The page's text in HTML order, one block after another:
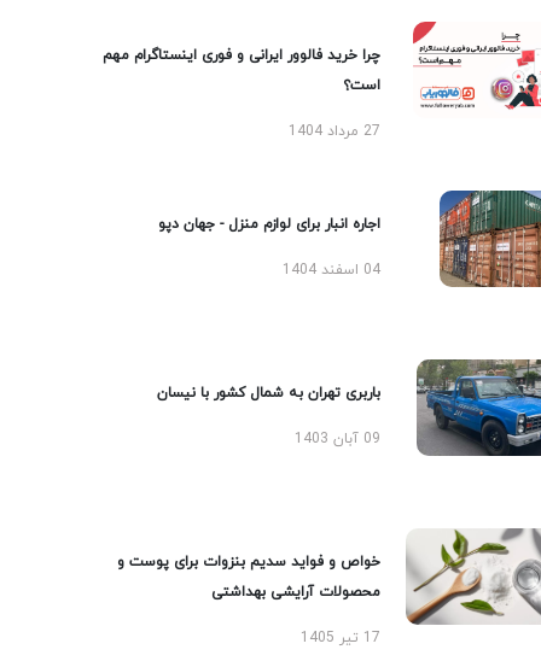
چرا خرید فالوور ایرانی و فوری اینستاگرام مهم
است؟
27 مرداد 1404
اجاره انبار برای لوازم منزل - جهان دپو
04 اسفند 1404
باربری تهران به شمال کشور با نیسان
09 آبان 1403
خواص و فواید سدیم بنزوات برای پوست و
محصولات آرایشی بهداشتی
17 تیر 1405